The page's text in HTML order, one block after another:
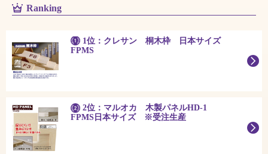
Ranking
1位：クレサン 桐木枠 日本サイズ
FPMS
2位：マルオカ 木製パネルHD-1
FPMS日本サイズ ※受注生産